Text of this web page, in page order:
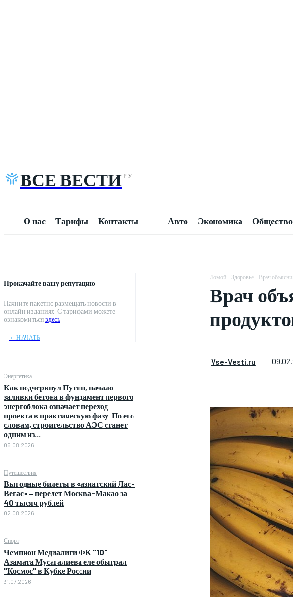
ВСЕ ВЕСТИ РУ
О нас Тарифы Контакты Авто Экономика Общество
Прокачайте вашу репутацию
Начните пакетно размещать новости в
онлайн изданиях. С тарифами можете
ознакомитьсяздесь
﹢ НАЧАТЬ
Энергетика
Как подчеркнул Путин, начало
заливки бетона в фундамент первого
энергоблока означает переход
проекта в практическую фазу. По его
словам, строительство АЭС станет
одним из...
05.08.2026
Путешествия
Выгодные билеты в «азиатский Лас-
Вегас» – перелет Москва-Макао за
40 тысяч рублей
02.08.2026
Спорт
Чемпион Медиалиги ФК "10"
Азамата Мусагалиева еле обыграл
"Космос" в Кубке России
31.07.2026
Домой Здоровье Врач
Врач
Vse-Vesti.ru